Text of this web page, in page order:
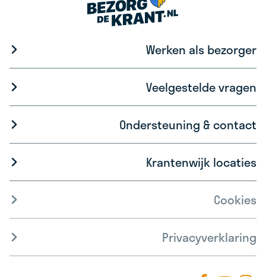
Werken als bezorger
Veelgestelde vragen
Ondersteuning & contact
Krantenwijk locaties
Cookies
Privacyverklaring